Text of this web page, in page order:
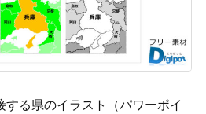
る県のイラスト（パワーポイ